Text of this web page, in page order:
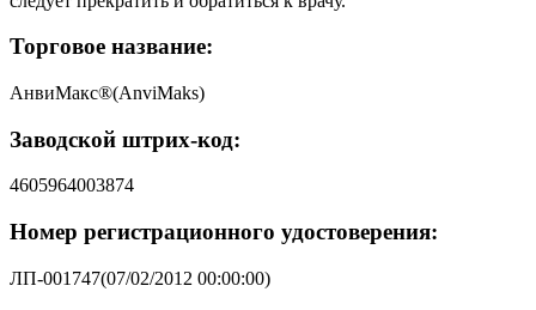
Торговое название:
АнвиМакс®(AnviMaks)
Заводской штрих-код:
4605964003874
Номер регистрационного удостоверения:
ЛП-001747(07/02/2012 00:00:00)